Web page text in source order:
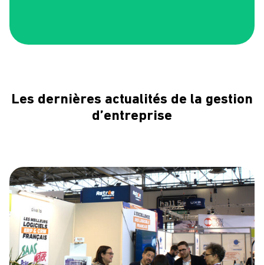
Les dernières actualités de la gestion
d’entreprise